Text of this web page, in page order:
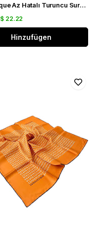
La Boutique Az Hatalı Turuncu Sura İpek Eşarp 24859
$ 22.22
Hinzufügen